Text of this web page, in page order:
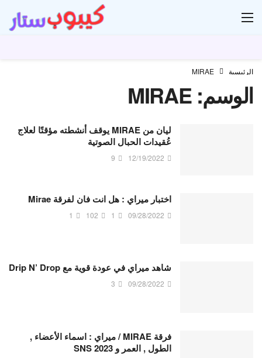
الرئيسية MIRAE
الوسم:MIRAE
ليان من MIRAE يوقف أنشطته مؤقتًا لعلاج
عُقيدات الحبال الصوتية
12/19/2022
9
اختبار ميراي : هل انت فان لفرقة Mirae
09/28/2022
1
102
1
شاهد ميراي في عودة قوية مع Drip N’ Drop
09/28/2022
3
فرقة MIRAE / ميراي : اسماء الأعضاء ,
الطول , العمر و SNS 2023